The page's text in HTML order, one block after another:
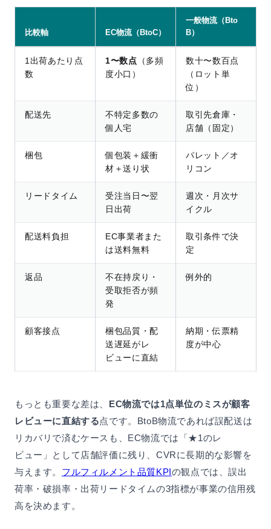
比較軸 EC物流（BtoC）
一般物流（Bto
B）
1出荷あたり点
数
1〜数点 （多頻
度小口）
数十〜数百点
（ロット単
位）
配送先
不特定多数の
個人宅
取引先倉庫・
店舗（固定）
梱包
個包装＋緩衝
材＋送り状
パレット／オ
リコン
リードタイム
受注当日〜翌
日出荷
週次・月次サ
イクル
配送料負担
EC事業者また
は送料無料
取引条件で決
定
返品
不在持戻り・
受取拒否が頻
発
例外的
顧客接点
梱包品質・配
送遅延がレ
ビューに直結
納期・伝票精
度が中心
もっとも重要な差は、 EC物流では1点単位のミスが顧客
レビューに直結する点です。BtoB物流であれば誤配送は
リカバリで済むケースも、EC物流では「★1のレ
ビュー」として店舗評価に残り、CVRに長期的な影響を
与えます。 フルフィルメント品質KPIの観点では、誤出
荷率・破損率・出荷リードタイムの3指標が事業の信用残
高を決めます。